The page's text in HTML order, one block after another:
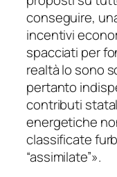
conseguire,
incentivi
spacciati per
realtà lo sono
pertanto
contributi
energetiche
classificate
“assimilate”».